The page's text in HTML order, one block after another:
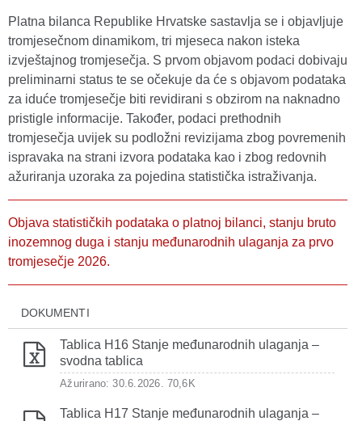
Platna bilanca Republike Hrvatske sastavlja se i objavljuje
tromjesečnom dinamikom, tri mjeseca nakon isteka
izvještajnog tromjesečja. S prvom objavom podaci dobivaju
preliminarni status te se očekuje da će s objavom podataka
za iduće tromjesečje biti revidirani s obzirom na naknadno
pristigle informacije. Također, podaci prethodnih
tromjesečja uvijek su podložni revizijama zbog povremenih
ispravaka na strani izvora podataka kao i zbog redovnih
ažuriranja uzoraka za pojedina statistička istraživanja.
Objava statističkih podataka o platnoj bilanci, stanju bruto
inozemnog duga i stanju međunarodnih ulaganja za prvo
tromjesečje 2026.
DOKUMENTI
Tablica H16 Stanje međunarodnih ulaganja –
svodna tablica
Ažurirano: 30.6.2026. 70,6K
Tablica H17 Stanje međunarodnih ulaganja –